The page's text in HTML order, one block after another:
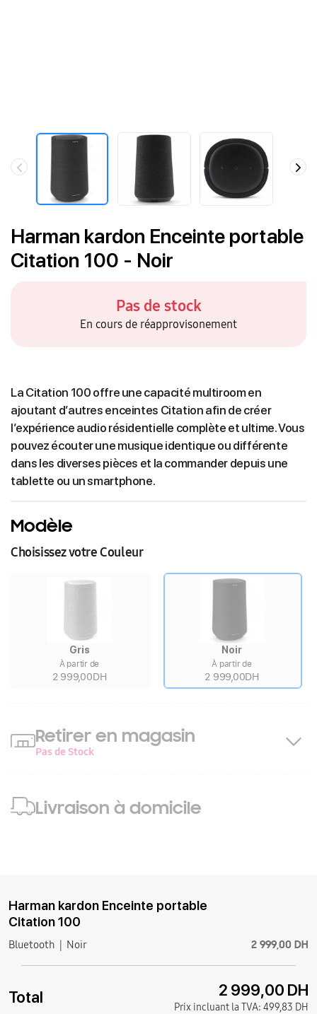
Harman kardon Enceinte portable
Citation 100 - Noir
Pas de stock
En cours de réapprovisonement
La Citation 100 offre une capacité multiroom en
ajoutant d’autres enceintes Citation afin de créer
l’expérience audio résidentielle complète et ultime. Vous
pouvez écouter une musique identique ou différente
dans les diverses pièces et la commander depuis une
tablette ou un smartphone.
Modèle
Choisissez votre Couleur
Gris
À partir de
2 999,00DH
Noir
À partir de
2 999,00DH
Retirer en magasin
Pas de Stock
Livraison à domicile
Harman kardon Enceinte portable
Citation 100
Bluetooth Noir 2 999,00 DH
Total 2 999,00 DH
Prix incluant la TVA: 499,83 DH